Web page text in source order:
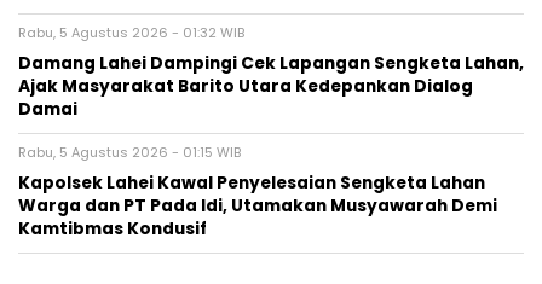
Rabu, 5 Agustus 2026 - 01:32 WIB
Damang Lahei Dampingi Cek Lapangan Sengketa Lahan,
Ajak Masyarakat Barito Utara Kedepankan Dialog
Damai
Rabu, 5 Agustus 2026 - 01:15 WIB
Kapolsek Lahei Kawal Penyelesaian Sengketa Lahan
Warga dan PT Pada Idi, Utamakan Musyawarah Demi
Kamtibmas Kondusif